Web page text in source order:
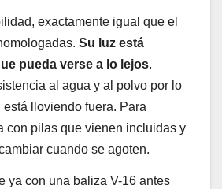
exactamente igual que el
Su luz está
pueda verse a lo lejos.
al agua y al polvo por lo
lloviendo fuera. Para
con pilas que vienen incluidas y
cuando se agoten.
ya con una baliza V-16 antes